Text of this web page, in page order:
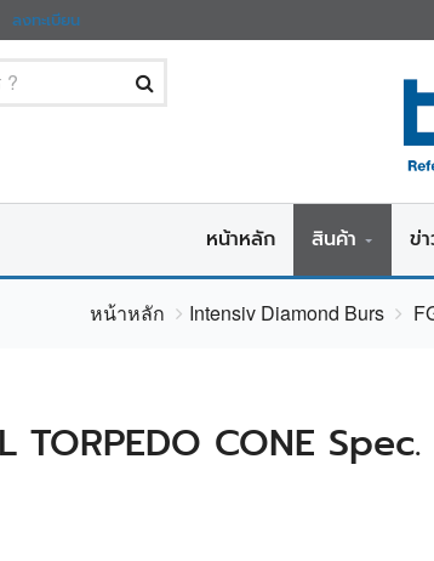
ลงทะเบียน
หน้าหลัก สินค้า ข่
หน้าหลัก Intensiv Diamond Burs
TORPEDO CONE